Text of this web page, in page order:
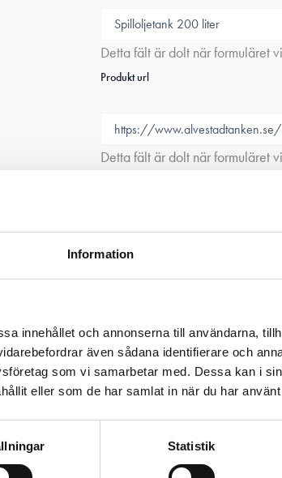
Information
innehållet och annonserna till användarna,
även sådana identifierare och
som vi samarbetar med. Dessa kan i
eller som de har samlat in när du har
Statistik
Detta fält är dolt när formuläret
Produkt url
Detta fält är dolt när formuläret
Samtycke
Skicka